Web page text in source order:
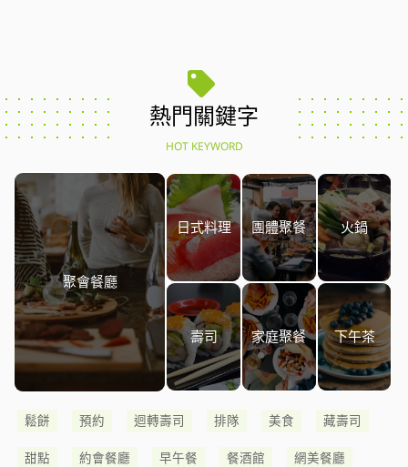
熱門關鍵字
HOT KEYWORD
聚會餐廳
日式料理 團體聚餐 火鍋
壽司 家庭聚餐 下午茶
鬆餅 預約 迴轉壽司 排隊 美食 藏壽司
甜點 約會餐廳 早午餐 餐酒館 網美餐廳